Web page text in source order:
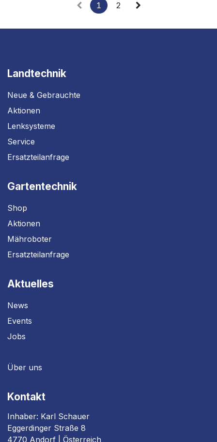
1 2
Landtechnik
Neue & Gebrauchte
Aktionen
Lenksysteme
Service
Ersatzteilanfrage
Gartentechnik
Shop
Aktionen
Mähroboter
Ersatzteilanfrage
Aktuelles
News
Events
Jobs
Über uns
Kontakt
Inhaber: Karl Schauer
Eggerdinger Straße 8
4770 Andorf | Österreich